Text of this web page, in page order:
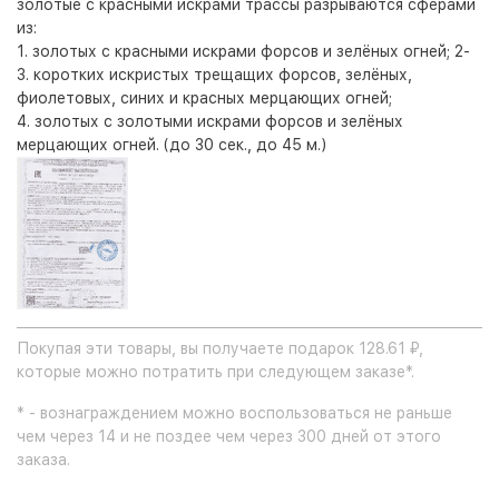
золотые с красными искрами трассы разрываются сферами
из:
1. золотых с красными искрами форсов и зелёных огней; 2-
3. коротких искристых трещащих форсов, зелёных,
фиолетовых, синих и красных мерцающих огней;
4. золотых с золотыми искрами форсов и зелёных
мерцающих огней. (до 30 сек., до 45 м.)
Покупая эти товары, вы получаете подарок 128.61 ₽,
которые можно потратить при следующем заказе*.
* - вознаграждением можно воспользоваться не раньше
чем через 14 и не поздее чем через 300 дней от этого
заказа.